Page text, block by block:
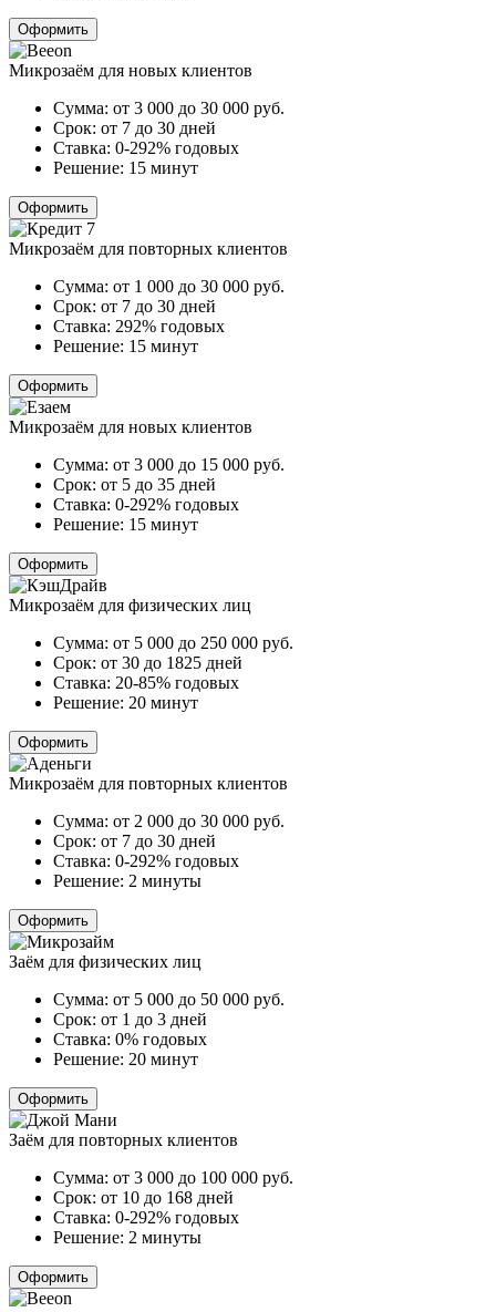
Оформить
Микрозаём для новых клиентов
Сумма: от 3 000 до 30 000 руб.
Срок: от 7 до 30 дней
Ставка: 0-292% годовых
Решение: 15 минут
Оформить
Микрозаём для повторных клиентов
Сумма: от 1 000 до 30 000 руб.
Срок: от 7 до 30 дней
Ставка: 292% годовых
Решение: 15 минут
Оформить
Микрозаём для новых клиентов
Сумма: от 3 000 до 15 000 руб.
Срок: от 5 до 35 дней
Ставка: 0-292% годовых
Решение: 15 минут
Оформить
Микрозаём для физических лиц
Сумма: от 5 000 до 250 000 руб.
Срок: от 30 до 1825 дней
Ставка: 20-85% годовых
Решение: 20 минут
Оформить
Микрозаём для повторных клиентов
Сумма: от 2 000 до 30 000 руб.
Срок: от 7 до 30 дней
Ставка: 0-292% годовых
Решение: 2 минуты
Оформить
Заём для физических лиц
Сумма: от 5 000 до 50 000 руб.
Срок: от 1 до 3 дней
Ставка: 0% годовых
Решение: 20 минут
Оформить
Заём для повторных клиентов
Сумма: от 3 000 до 100 000 руб.
Срок: от 10 до 168 дней
Ставка: 0-292% годовых
Решение: 2 минуты
Оформить